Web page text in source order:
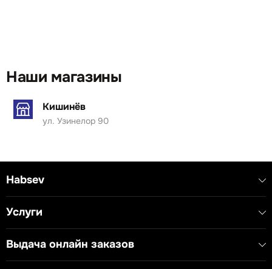
Наши магазины
Кишинёв
ул. Узинелор 90
Habsev
Услуги
Выдача онлайн заказов